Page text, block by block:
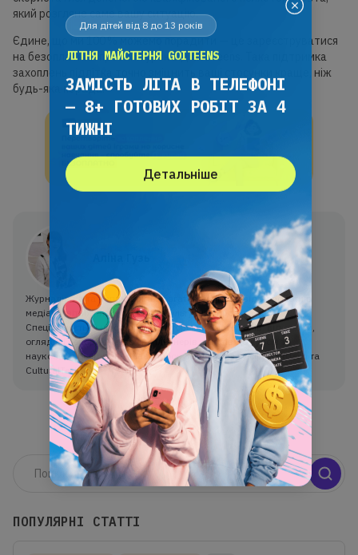
який розгляне саме вашу ситуацію.
Єдине, що ми 100 % можемо порадити — це зареєструватися
на безоплатний пробний урок від GoITeens. Така підтримка
захоплень підлітка точно зміцнить ваші стосунки краще, ніж
будь-яка порада.
Журналістка та редакторка з багаторічним досвідом роботи в
медіа, освітніх платформах та культурних проєктах.
Спеціалізується на створенні авторських матеріалів: від статей,
оглядів і репортажів до експлейнерів, текстів до курсів та
наукових досліджень. Має глибоку експертизу у сфері EdTech та
CulturalTech.
ПОПУЛЯРНІ СТАТТІ
Для дітей від 8 до 13 років
ЛІТНЯ МАЙСТЕРНЯ GOITEENS
ЗАМІСТЬ ЛІТА В ТЕЛЕФОНІ
— 8+ ГОТОВИХ РОБІТ ЗА 4
ТИЖНІ
Детальніше